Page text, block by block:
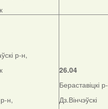
р-н,
н,
26.04
Бераставіцкі
Дз.Вінчэўскі